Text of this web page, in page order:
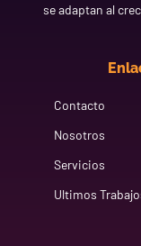
se adaptan al
Contacto
Nosotros
Servicios
Ultimos